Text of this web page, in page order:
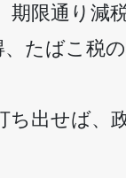
限通り減
たばこ税
出せば